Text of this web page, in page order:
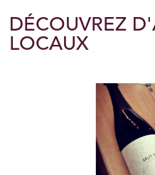
DÉCOUVREZ
LOCAUX